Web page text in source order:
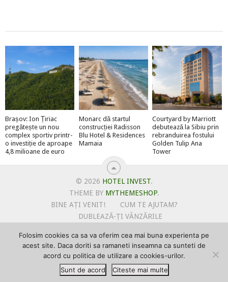
Brașov: Ion Țiriac
pregătește un nou
complex sportiv printr-
o investiție de aproape
4,8 milioane de euro
Monarc dă startul
construcției Radisson
Blu Hotel & Residences
Mamaia
Courtyard by Marriott
debutează la Sibiu prin
rebranduirea fostului
Golden Tulip Ana
Tower
© 2026 HOTEL INVEST.
THEME BY MYTHEMESHOP.
BINE AȚI VENIT!
CUM TE AJUTAM?
DUBLEAZĂ-ȚI VÂNZĂRILE
POLITICA DE UTILIZARE COOKIE-URI
PRIMEȘTI GRATUIT MEGA-CADOURI LA ABONARE
PROMOVEAZĂ-TE PE HOTELINVEST
TERMENI SI CONDITII
Folosim cookies ca sa va oferim cea mai buna experienta pe
acest site. Daca doriti sa ramaneti inseamna ca sunteti de
acord cu politica de utilizare a cookies-urilor.
Sunt de acord
Citeste mai multe